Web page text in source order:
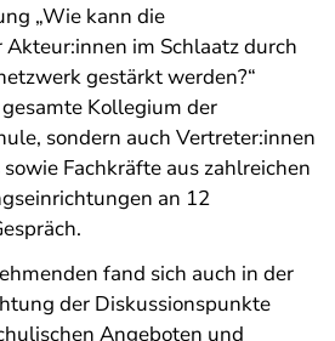
„Wie kann die
im Schlaatz durch
gestärkt werden?“
Kollegium der
sondern auch Vertreter:innen
Fachkräfte aus zahlreichen
an 12
fand sich auch in der
der Diskussionspunkte
Angeboten und